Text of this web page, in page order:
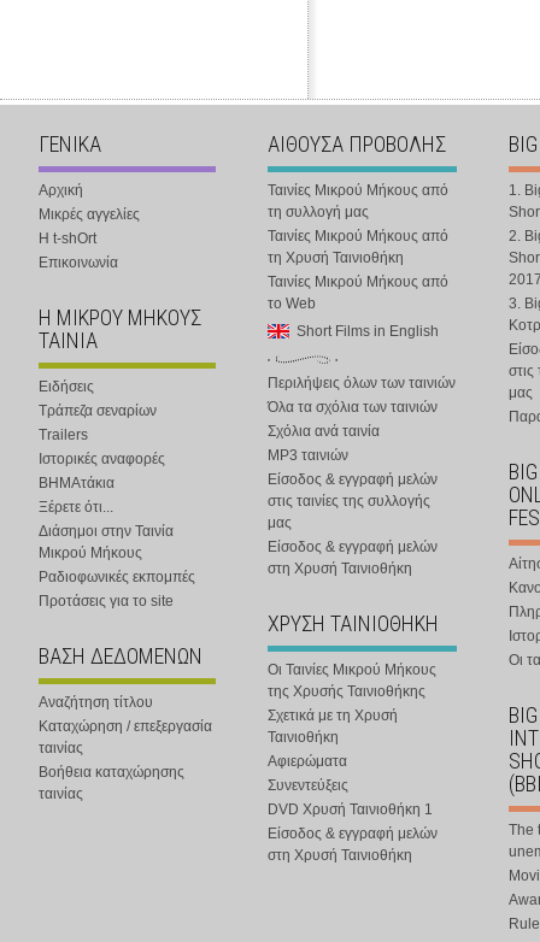
ΓΕΝΙΚΑ
Αρχική
Μικρές αγγελίες
Η t-shOrt
Επικοινωνία
Η ΜΙΚΡΟΥ ΜΗΚΟΥΣ
ΤΑΙΝΙΑ
Ειδήσεις
Τράπεζα σεναρίων
Trailers
Ιστορικές αναφορές
ΒΗΜΑτάκια
Ξέρετε ότι...
Διάσημοι στην Ταινία
Μικρού Μήκους
Ραδιοφωνικές εκπομπές
Προτάσεις για το site
ΒΑΣΗ ΔΕΔΟΜΕΝΩΝ
Αναζήτηση τίτλου
Καταχώρηση / επεξεργασία
ταινίας
Βοήθεια καταχώρησης
ταινίας
ΑΙΘΟΥΣΑ ΠΡΟΒΟΛΗΣ
Ταινίες Μικρού Μήκους από
τη συλλογή μας
Ταινίες Μικρού Μήκους από
τη Χρυσή Ταινιοθήκη
Ταινίες Μικρού Μήκους από
το Web
Short Films in English
Περιλήψεις όλων των ταινιών
Όλα τα σχόλια των ταινιών
Σχόλια ανά ταινία
MP3 ταινιών
Είσοδος & εγγραφή μελών
στις ταινίες της συλλογής
μας
Είσοδος & εγγραφή μελών
στη Χρυσή Ταινιοθήκη
ΧΡΥΣΗ ΤΑΙΝΙΟΘΗΚΗ
Οι Ταινίες Μικρού Μήκους
της Χρυσής Ταινιοθήκης
Σχετικά με τη Χρυσή
Ταινιοθήκη
Αφιερώματα
Συνεντεύξεις
DVD Χρυσή Ταινιοθήκη 1
Είσοδος & εγγραφή μελών
στη Χρυσή Ταινιοθήκη
1.
2.
3.
στις
μας
Οι
The